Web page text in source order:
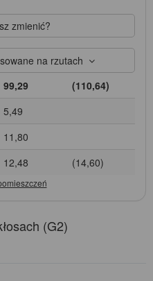
zmienić?
na rzutach
99,29
(110,64)
5,49
11,80
12,48 (14,60)
(G2)